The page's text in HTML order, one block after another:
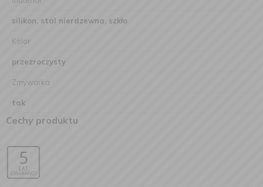
silikon, stal nierdzewna, szkło
Kolor
przezroczysty
Zmywarka
tak
Cechy produktu